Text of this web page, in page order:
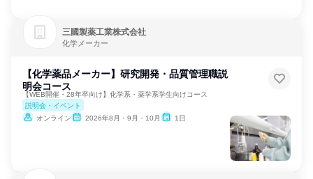
三國製薬工業株式会社
化学メーカー
【化学薬品メーカー】研究開発・品質管理職説
明会コース
【WEB開催・28年卒向け】化学系・薬学系学生向けコース
説明会・イベント
オンライン
2026年8月・9月・10月 1日